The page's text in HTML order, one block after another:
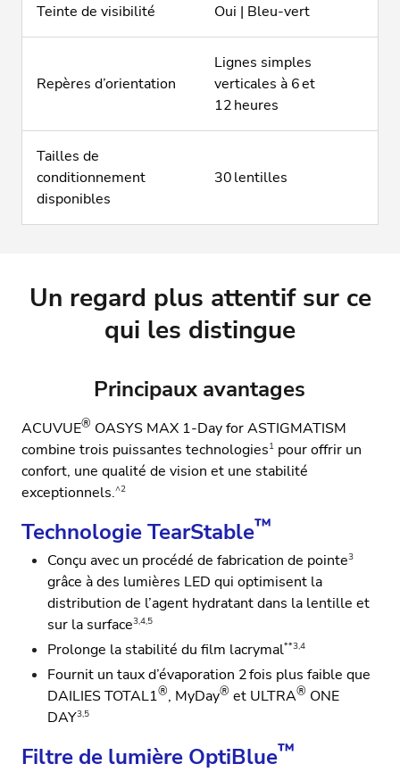
Teinte de visibilité Oui | Bleu-vert
Repères d’orientation
Lignes simples
verticales à 6 et
12 heures
Tailles de
conditionnement
disponibles
30 lentilles
Un regard plus attentif sur ce
qui les distingue
Principaux avantages
ACUVUE® OASYS MAX 1-Day for ASTIGMATISM
combine trois puissantes technologies1 pour offrir un
confort, une qualité de vision et une stabilité
exceptionnels.^2
Technologie TearStable™
Conçu avec un procédé de fabrication de pointe3
grâce à des lumières LED qui optimisent la
distribution de l’agent hydratant dans la lentille et
sur la surface3,4,5
Prolonge la stabilité du film lacrymal**3,4
Fournit un taux d’évaporation 2 fois plus faible que
DAILIES TOTAL1®, MyDay® et ULTRA® ONE
DAY3,5
Filtre de lumière OptiBlue™